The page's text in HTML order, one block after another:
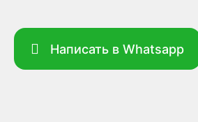
Написать в Whatsapp